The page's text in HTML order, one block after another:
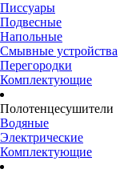
Писсуары
Подвесные
Напольные
Смывные устройства
Перегородки
Комплектующие
Полотенцесушители
Водяные
Электрические
Комплектующие